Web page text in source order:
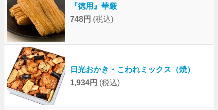
『徳用』華厳
748円 (税込)
日光おかき・こわれミックス（焼）
1,934円 (税込)